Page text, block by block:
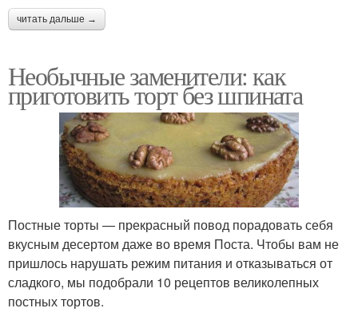
читать дальше →
Необычные заменители: как
приготовить торт без шпината
Постные торты — прекрасный повод порадовать себя
вкусным десертом даже во время Поста. Чтобы вам не
пришлось нарушать режим питания и отказываться от
сладкого, мы подобрали 10 рецептов великолепных
постных тортов.